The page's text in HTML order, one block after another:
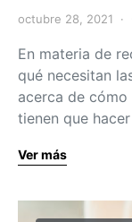
octubre 28, 2021
En materia de
qué necesitan
acerca de
tienen que
Ver más